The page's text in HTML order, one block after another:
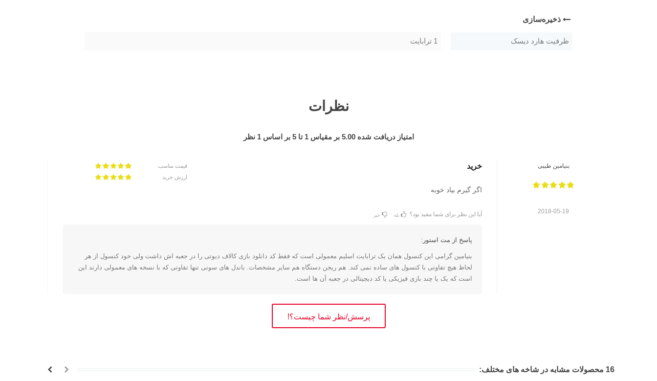
ذخیره‌سازی
ظرفیت هارد دیسک 1 ترابايت
نظرات
امتیاز دریافت شده5.00 بر مقیاس1 تا5 بر اساس1 نظر
بنیامین طیبی
2018-05-19
خرید
اگر گیرم بیاد خوبه
قیمت مناسب
ارزش خرید
آیا این نظر برای شما مفید بود؟ بله خیر
پاسخ از مت استور:
بنیامین گرامی این کنسول همان یک ترابایت اسلیم معمولی است که فقط کد دانلود بازی کالاف دیوتی را در جعبه اش داشت ولی خود کنسول از هر
لحاظ هیچ تفاوتی با کنسول های ساده نمی کند. هم ریجن دستگاه هم سایر مشخصات. باندل های سونی تنها تفاوتی که با نسخه های معمولی دارند این
است که یک یا چند بازی فیزیکی یا کد دیجیتالی در جعبه آن ها است.
پرسش/نظر شما چیست؟!
16 محصولات مشابه در شاخه های مختلف: